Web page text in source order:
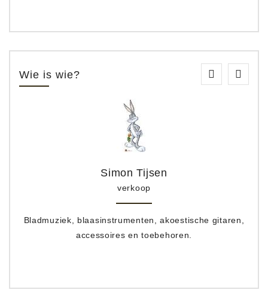
Wie is wie?
Simon Tijsen
verkoop
Bladmuziek, blaasinstrumenten, akoestische gitaren,
accessoires en toebehoren.